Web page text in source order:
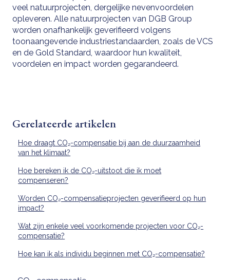
veel natuurprojecten, dergelijke nevenvoordelen
opleveren. Alle natuurprojecten van DGB Group
worden onafhankelijk geverifieerd volgens
toonaangevende industriestandaarden, zoals de VCS
en de Gold Standard, waardoor hun kwaliteit,
voordelen en impact worden gegarandeerd.
Gerelateerde artikelen
Hoe draagt CO₂-compensatie bij aan de duurzaamheid
van het klimaat?
Hoe bereken ik de CO₂-uitstoot die ik moet
compenseren?
Worden CO₂-compensatieprojecten geverifieerd op hun
impact?
Wat zijn enkele veel voorkomende projecten voor CO₂-
compensatie?
Hoe kan ik als individu beginnen met CO₂-compensatie?